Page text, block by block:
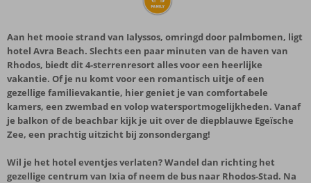
Aan het mooie strand van Ialyssos, omringd door palmbomen, ligt
hotel Avra Beach. Slechts een paar minuten van de haven van
Rhodos, biedt dit 4-sterrenresort alles voor een heerlijke
vakantie. Of je nu komt voor een romantisch uitje of een
gezellige familievakantie, hier geniet je van comfortabele
kamers, een zwembad en volop watersportmogelijkheden. Vanaf
je balkon of de beachbar kijk je uit over de diepblauwe Egeïsche
Zee, een prachtig uitzicht bij zonsondergang!
Wil je het hotel eventjes verlaten? Wandel dan richting het
gezellige centrum van Ixia of neem de bus naar Rhodos-Stad. Na